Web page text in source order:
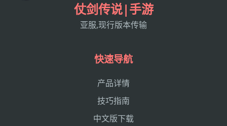
仗剑传说|手游
亚服,现行版本传输
快速导航
产品详情
技巧指南
中文版下载